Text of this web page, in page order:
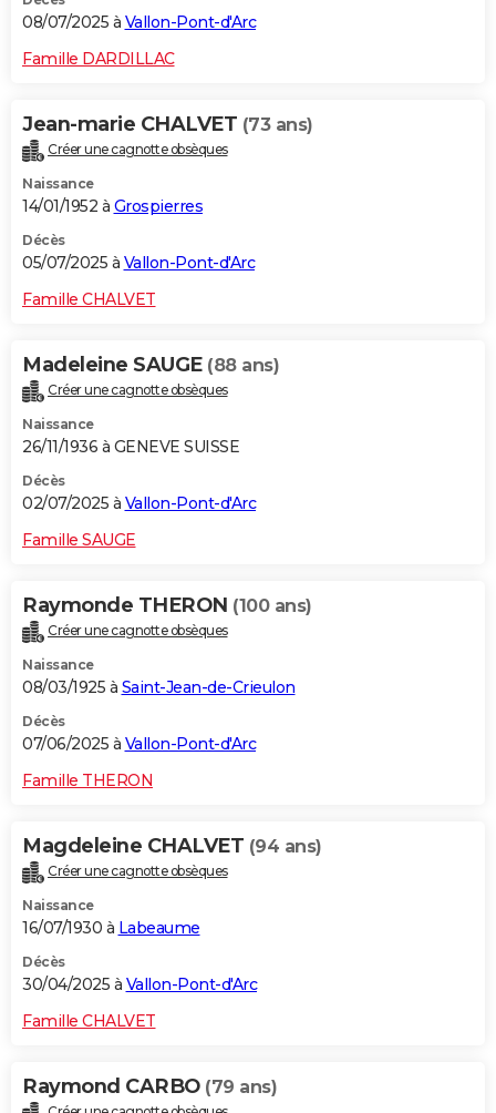
08/07/2025 à Vallon-Pont-d'Arc
Famille DARDILLAC
Jean-marie CHALVET (73 ans)
Créer une cagnotte obsèques
Naissance
14/01/1952 à Grospierres
Décès
05/07/2025 à Vallon-Pont-d'Arc
Famille CHALVET
Madeleine SAUGE (88 ans)
Créer une cagnotte obsèques
Naissance
26/11/1936 à GENEVE SUISSE
Décès
02/07/2025 à Vallon-Pont-d'Arc
Famille SAUGE
Raymonde THERON (100 ans)
Créer une cagnotte obsèques
Naissance
08/03/1925 à Saint-Jean-de-Crieulon
Décès
07/06/2025 à Vallon-Pont-d'Arc
Famille THERON
Magdeleine CHALVET (94 ans)
Créer une cagnotte obsèques
Naissance
16/07/1930 à Labeaume
Décès
30/04/2025 à Vallon-Pont-d'Arc
Famille CHALVET
Raymond CARBO (79 ans)